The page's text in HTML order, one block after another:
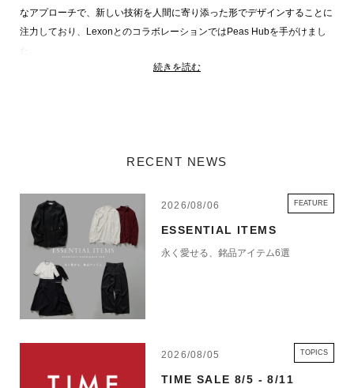
なアプローチで、新しい技術を人間に寄り添った形でデザインすることに
注力しており、LexonとのコラボレーションではPeas Hubを手がけまし
初期不良/故障時のお問い合わせは エストネーションカスタマーサポート
【LEXON（レクソン）】
1991年に誕生したLexon（レクソン）は、日常を彩るデザインブランドと
してスタートしました。その使命はシンプルなものを美しく、使いやす
く、そして多くの人が手に取りやすいものに生まれ変わらせること。ラジ
せ、見るだけで心を惹きつけるデザインを追求しています。30年以上たっ
た今もなお、Lexonは変わりゆく時代のニーズに応えるべく、デザインの
可能性を追求し続けています。
続きを読む
RECENT NEWS
2026/08/06 FEATURE
ESSENTIAL ITEMS
永く愛せる、銘品アイテム6選
2026/08/05 TOPICS
TIME SALE 8/5 - 8/11